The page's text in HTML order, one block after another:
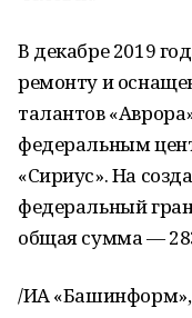
В декабре 2019
ремонту и
талантов
федеральным
«Сириус». На
федеральный
общая сумма —
/ИА «Башинформ»,